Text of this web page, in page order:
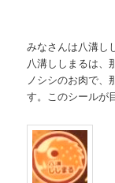
みなさんは八溝し
八溝ししまるは、
ノシシのお肉で、
す。このシールが